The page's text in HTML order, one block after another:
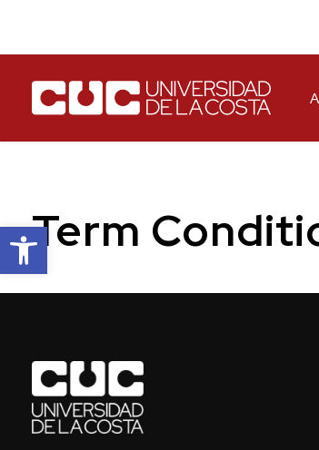
Abrir barra de herramientas Term